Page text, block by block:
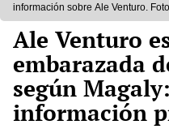
información sobre Ale Venturo.
Venturo/ATV
Ale Venturo
embarazada
según
información